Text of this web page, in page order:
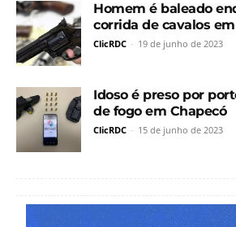
Homem é baleado
corrida de cavalos
ClicRDC - 19 de junho de 2023
Idoso é preso por
de fogo em Chapecó
ClicRDC - 15 de junho de 2023